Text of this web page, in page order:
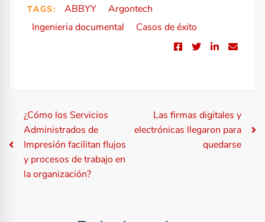
TAGS: ABBYY
Argontech
Ingenieria documental
Casos de éxito
a
¿Cómo los Servicios
Administrados de
Impresión facilitan flujos
y procesos de trabajo en
la organización?
Las firmas digitales y
electrónicas llegaron para
quedarse